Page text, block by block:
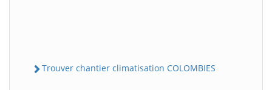
Trouver chantier climatisation COLOMBIES